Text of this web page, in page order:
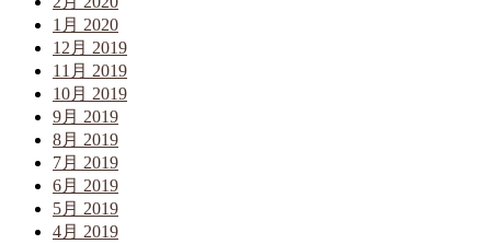
1月 2020
12月 2019
11月 2019
10月 2019
9月 2019
8月 2019
7月 2019
6月 2019
5月 2019
4月 2019